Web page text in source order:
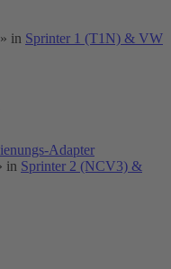
» in Sprinter 1 (T1N) & VW
Adapter
in Sprinter 2 (NCV3) &